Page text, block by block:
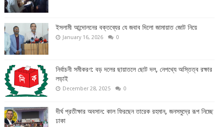
ইসলামী আন্দোলনের বক্তব্যের যে জবাব দিলো জামায়াত জোট নিয়ে
January 16, 2026 0
নির্বাচনী সমীকরণ: বড় দলের ছায়াতলে ছোট দল, নেপথ্যে অস্তিত্ব রক্ষার
লড়াই
December 28, 2025 0
দীর্ঘ প্রতীক্ষার অবসান: কাল ফিরছেন তারেক রহমান, জনসমুদ্রে রূপ নিচ্ছে
ঢাকা